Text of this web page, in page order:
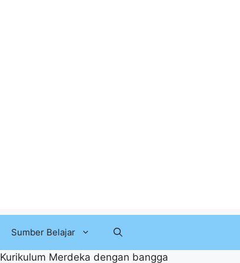
Sumber Belajar
Kurikulum Merdeka dengan bangga